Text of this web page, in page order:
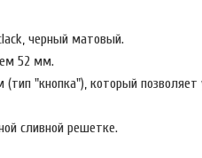
черный матовый.
52 мм.
"кнопка"), который
сливной решетке.